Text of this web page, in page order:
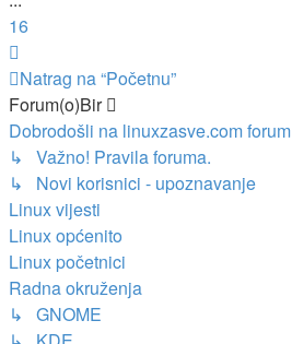
16
Natrag na “Početnu”
Forum(o)Bir
Dobrodošli na linuxzasve.com forum
↳ Važno! Pravila foruma.
↳ Novi korisnici - upoznavanje
Linux vijesti
Linux općenito
Linux početnici
Radna okruženja
↳ GNOME